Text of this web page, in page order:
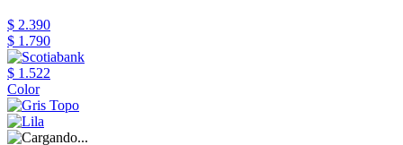
$ 2.390
$ 1.790
$ 1.522
Color